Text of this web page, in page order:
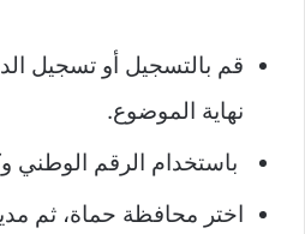
قم بالتسجيل أو تسجيل
نهاية الموضوع.
باستخدام الرقم الوطني
اختر محافظة حماة، ثم